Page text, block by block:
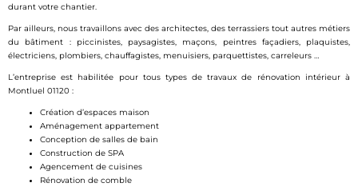
durant votre chantier.
Par ailleurs, nous travaillons avec des architectes, des terrassiers tout autres métiers
du bâtiment : piccinistes, paysagistes, maçons, peintres façadiers, plaquistes,
électriciens, plombiers, chauffagistes, menuisiers, parquettistes, carreleurs …
L’entreprise est habilitée pour tous types de travaux de rénovation intérieur à
Montluel 01120 :
Création d’espaces maison
Aménagement appartement
Conception de salles de bain
Construction de SPA
Agencement de cuisines
Rénovation de comble